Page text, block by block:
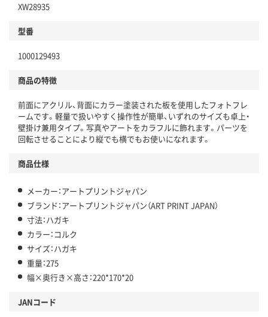
XW28935
型番
1000129493
商品の特徴
前面にアクリル、背面にカラー塗装された板を使用したフォトフレ
ームです。軽量で扱いやすく操作性が簡単、いずれのサイズも卓上・
壁掛け兼用タイプ。写真やアートをカラフルに飾れます。パーツを
回転させることにより縦でも横でもお使いになれます。
商品仕様
メーカー：アートプリントジャパン
ブランド：アートプリントジャパン（ART PRINT JAPAN）
寸法：ハガキ
カラー：コルク
サイズ：ハガキ
重量：275
幅×奥行き×高さ：220*170*20
JANコード